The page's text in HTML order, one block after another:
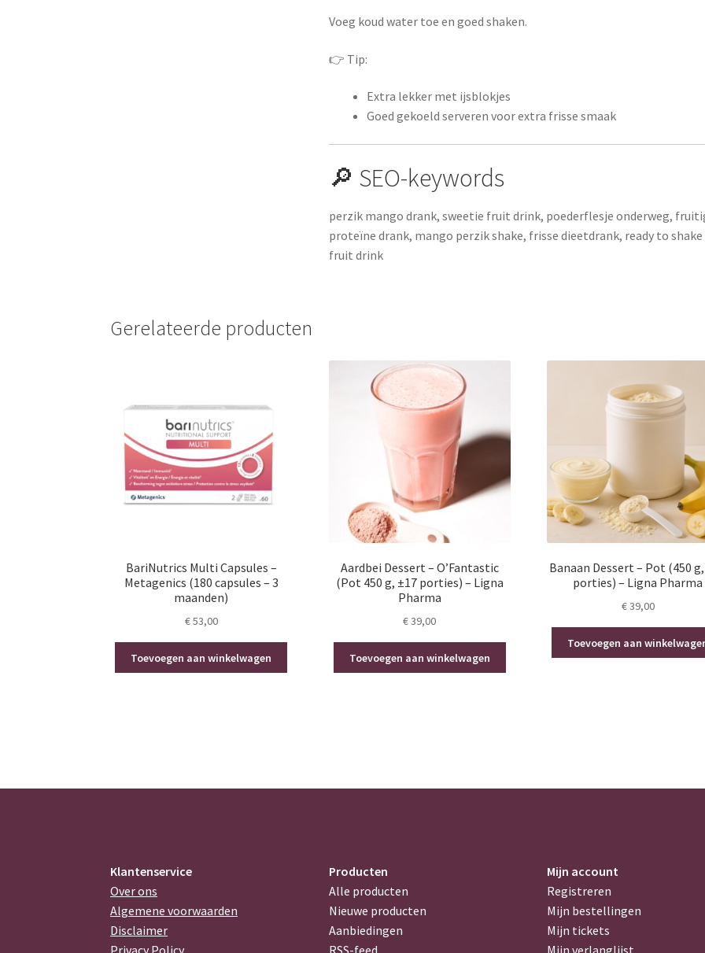
Voeg koud water toe en goed shaken.
👉 Tip:
Extra lekker met ijsblokjes
Goed gekoeld serveren voor extra frisse smaak
🔎 SEO-keywords
perzik mango drank, sweetie fruit drink, poederflesje onderweg,
proteïne drank, mango perzik shake, frisse dieetdrank, ready to shake
fruit drink
Gerelateerde producten
BariNutrics Multi Capsules –
Metagenics (180 capsules – 3
maanden)
€53,00
Toevoegen aan winkelwagen
Aardbei Dessert – O’Fantastic
(Pot 450 g, ±17 porties) – Ligna
Pharma
€39,00
Toevoegen aan winkelwagen
Banaan Dessert – Pot (450
porties) – Ligna Pharma
€39,00
Toevoegen aan
Klantenservice
Over ons
Algemene voorwaarden
Disclaimer
Producten
Alle producten
Nieuwe producten
Aanbiedingen
Mijn account
Registreren
Mijn bestellingen
Mijn tickets